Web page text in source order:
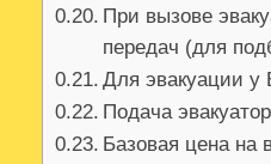
При вызове
передач (для
Для эвакуации у
Подача
Базовая цена на